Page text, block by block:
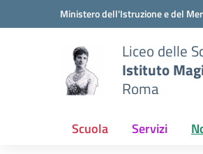
Vai ai contenuti
Vai al menu di navigazioneMinistero dell'Istruzione e del
Liceo delle
Istituto
Roma
Scuola Servizi